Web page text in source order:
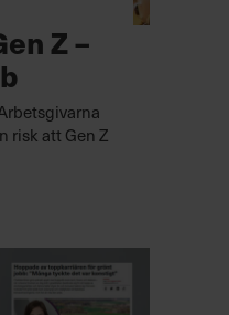
Z –
risk att Gen Z